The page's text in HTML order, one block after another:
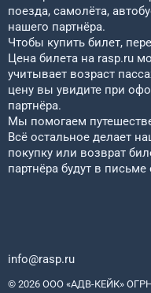
поезда, самолёта,
нашего партнёра.
Чтобы купить билет,
Цена билета на rasp.ru
учитывает возраст
цену вы увидите при
партнёра.
Мы помогаем
Всё остальное делает
покупку или возврат
партнёра будут в
info@rasp.ru
© 2026 ООО «АДВ-КЕЙК»